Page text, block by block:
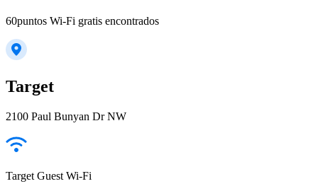
60puntos Wi-Fi gratis encontrados
Target
2100 Paul Bunyan Dr NW
Target Guest Wi-Fi